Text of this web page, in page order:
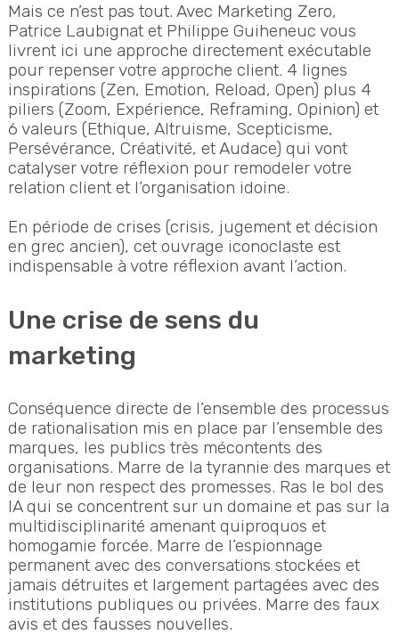
Mais ce n’est pas tout. Avec Marketing Zero,
Patrice Laubignat et Philippe Guiheneuc vous
livrent ici une approche directement exécutable
pour repenser votre approche client. 4 lignes
inspirations (Zen, Emotion, Reload, Open) plus 4
piliers (Zoom, Expérience, Reframing, Opinion) et
6 valeurs (Ethique, Altruisme, Scepticisme,
Persévérance, Créativité, et Audace) qui vont
catalyser votre réflexion pour remodeler votre
relation client et l’organisation idoine.
En période de crises (crisis, jugement et décision
en grec ancien), cet ouvrage iconoclaste est
indispensable à votre réflexion avant l’action.
Une crise de sens du
marketing
Conséquence directe de l’ensemble des processus
de rationalisation mis en place par l’ensemble des
marques, les publics très mécontents des
organisations. Marre de la tyrannie des marques et
de leur non respect des promesses. Ras le bol des
IA qui se concentrent sur un domaine et pas sur la
multidisciplinarité amenant quiproquos et
homogamie forcée. Marre de l’espionnage
permanent avec des conversations stockées et
jamais détruites et largement partagées avec des
institutions publiques ou privées. Marre des faux
avis et des fausses nouvelles.